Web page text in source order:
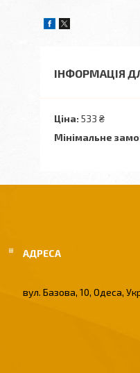
ІНФОРМАЦІЯ
Ціна: 533 ₴
Мінімальне
вул. Базова, 10, Одеса,